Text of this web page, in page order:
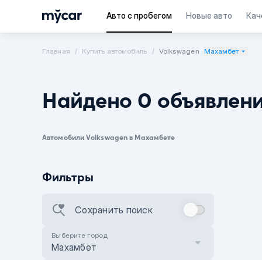
Авто с пробегом Новые авто
Главная Купить автомобиль Volkswagen Махамбет
Найдено 0
Автомобили Volkswagen в Махамбете
Фильтры
Сохранить поиск
Выберите город
Махамбет